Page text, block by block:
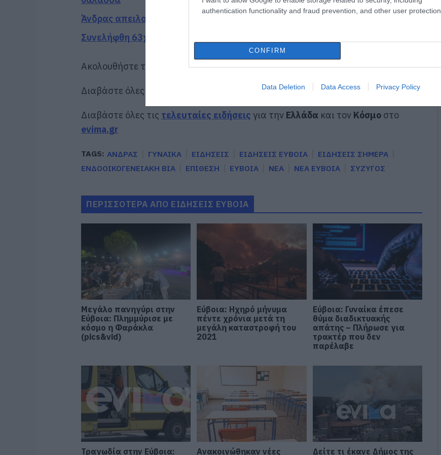
authentication functionality and fraud prevention, and other user protection.
CONFIRM
Data Deletion Data Access Privacy Policy
Άνδρας απειλούσε να πέσει από το μπαλκόνι
Συνελήφθη 63χρονη για τη φωτιά στη Σκύρο
Ακολουθήστε το evima.gr στοGoogle News
Διαβάστε όλες τις ειδήσεις για την Εύβοια
Διαβάστε όλες τις τελευταίες ειδήσεις για την Ελλάδα και τον Κόσμο στο
evima.gr
TAGS: ΑΝΔΡΑΣ ΓΥΝΑΙΚΑ ΕΙΔΗΣΕΙΣ ΕΙΔΗΣΕΙΣ ΕΥΒΟΙΑ
ΕΙΔΗΣΕΙΣ ΣΗΜΕΡΑ
ΕΝΔΟΟΙΚΟΓΕΝΕΙΑΚΗ ΒΙΑ
ΕΠΙΘΕΣΗ ΕΥΒΟΙΑ ΝΕΑ ΝΕΑ ΕΥΒΟΙΑ ΣΥΖΥΓΟΣ
ΠΕΡΙΣΣΟΤΕΡΑ ΑΠΟ ΕΙΔΗΣΕΙΣ ΕΥΒΟΙΑ
Μεγάλο πανηγύρι στην
Εύβοια: Πλημμύρισε με
κόσμο η Φαράκλα
(pics&vid)
Εύβοια: Ηχηρό μήνυμα
πέντε χρόνια μετά τη
μεγάλη καταστροφή του
2021
Εύβοια: Γυναίκα έπεσε
θύμα διαδικτυακής
απάτης – Πλήρωσε για
τρακτέρ που δεν
παρέλαβε
Τραγωδία στην Εύβοια: Ανακοινώθηκαν νέες Δείτε τι έκανε Δήμος της